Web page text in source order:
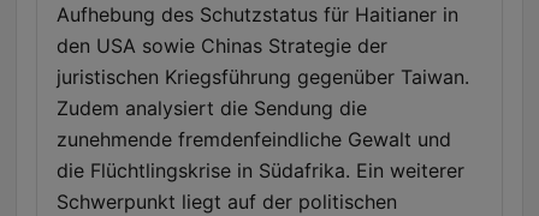
Aufhebung des Schutzstatus für Haitianer in
den USA sowie Chinas Strategie der
juristischen Kriegsführung gegenüber Taiwan.
Zudem analysiert die Sendung die
zunehmende fremdenfeindliche Gewalt und
die Flüchtlingskrise in Südafrika. Ein weiterer
Schwerpunkt liegt auf der politischen